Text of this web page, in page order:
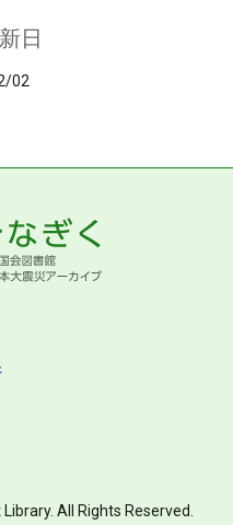
日
02
All Rights Reserved.